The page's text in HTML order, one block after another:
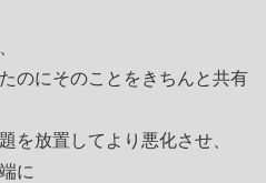
のにそのことをきちんと共有
を放置してより悪化させ、
に